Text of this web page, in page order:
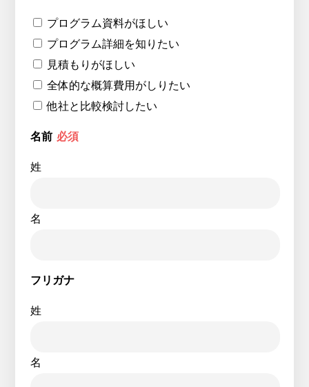
カウンセラー募集
プログラム資料がほしい
プログラム詳細を知りたい
見積もりがほしい
全体的な概算費用がしりたい
他社と比較検討したい
名前 必須
姓
名
フリガナ
姓
名